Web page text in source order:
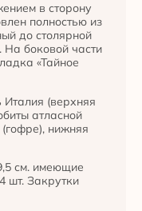
в сторону
полностью из
до столярной
боковой части
«Тайное
Италия (верхняя
атласной
нижняя
см. имеющие
шт. Закрутки